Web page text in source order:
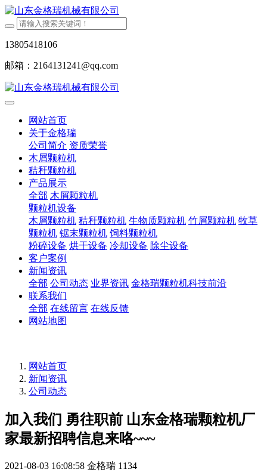
13805418106
邮箱：2164131241@qq.com
网站首页
关于金格瑞
公司简介 资质荣誉
木屑颗粒机
秸秆颗粒机
产品展示
全部 木屑颗粒机
颗粒机设备
木屑颗粒机 秸秆颗粒机 生物质颗粒机 竹屑颗粒机 牧草
颗粒机 锯末颗粒机 饲料颗粒机
粉碎设备 烘干设备 冷却设备 除尘设备
客户案例
新闻资讯
全部 公司动态 业界资讯 金格瑞颗粒机科技前沿
联系我们
全部 在线留言 在线反馈
网站地图
网站首页
新闻资讯
公司动态
加入我们 勇往职前 山东金格瑞颗粒机厂
家最新招聘信息来咯~~~
2021-08-03 16:08:58 金格瑞 1134